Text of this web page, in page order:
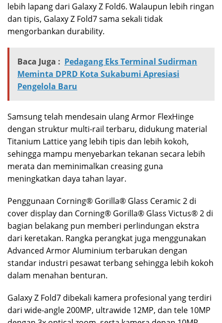
lebih lapang dari Galaxy Z Fold6. Walaupun lebih ringan
dan tipis, Galaxy Z Fold7 sama sekali tidak
mengorbankan durability.
Baca Juga : Pedagang Eks Terminal Sudirman
Meminta DPRD Kota Sukabumi Apresiasi
Pengelola Baru
Samsung telah mendesain ulang Armor FlexHinge
dengan struktur multi-rail terbaru, didukung material
Titanium Lattice yang lebih tipis dan lebih kokoh,
sehingga mampu menyebarkan tekanan secara lebih
merata dan meminimalkan creasing guna
meningkatkan daya tahan layar.
Penggunaan Corning® Gorilla® Glass Ceramic 2 di
cover display dan Corning® Gorilla® Glass Victus® 2 di
bagian belakang pun memberi perlindungan ekstra
dari keretakan. Rangka perangkat juga menggunakan
Advanced Armor Aluminium terbarukan dengan
standar industri pesawat terbang sehingga lebih kokoh
dalam menahan benturan.
Galaxy Z Fold7 dibekali kamera profesional yang terdiri
dari wide-angle 200MP, ultrawide 12MP, dan tele 10MP